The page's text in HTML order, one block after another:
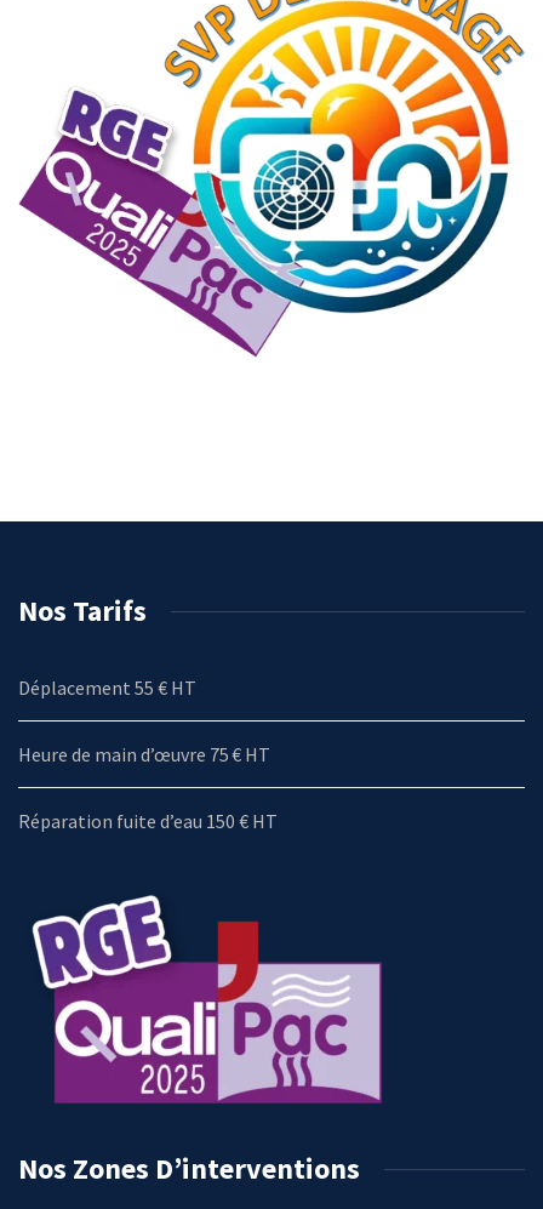
Nos Tarifs
Déplacement 55 € HT
Heure de main d’œuvre 75 € HT
Réparation fuite d’eau 150 € HT
Nos Zones D’interventions